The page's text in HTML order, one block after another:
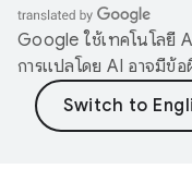
Google ใช้เทคโนโลยี
การแปลโดย AI อาจมีข้